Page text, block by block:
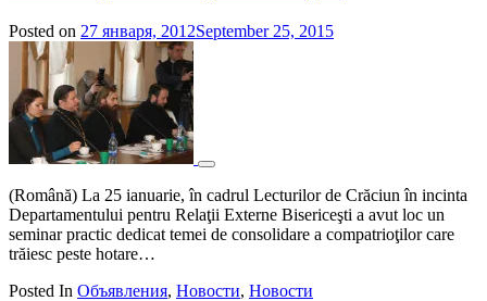
Posted on 27 января, 2012September 25, 2015
(Română) La 25 ianuarie, în cadrul Lecturilor de Crăciun în incinta
Departamentului pentru Relaţii Externe Bisericeşti a avut loc un
seminar practic dedicat temei de consolidare a compatrioţilor care
trăiesc peste hotare…
Posted In Объявления, Новости, Новости